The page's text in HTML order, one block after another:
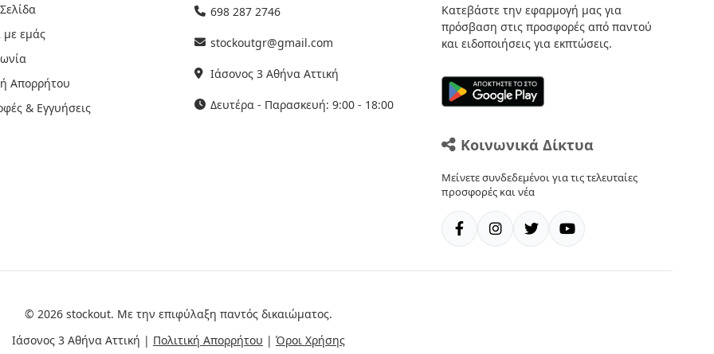
με εμάς
Απορρήτου
& Εγγυήσεις
698 287 2746
stockoutgr@gmail.com
Ιάσονος 3 Αθήνα Αττική
Δευτέρα - Παρασκευή: 9:00 - 18:00
Κατεβάστε την εφαρμογή μας για
πρόσβαση στις προσφορές από παντού
και ειδοποιήσεις για εκπτώσεις.
Κοινωνικά Δίκτυα
Μείνετε συνδεδεμένοι για τις τελευταίες
προσφορές και νέα
© 2026 stockout. Με την επιφύλαξη παντός δικαιώματος.
Ιάσονος 3 Αθήνα Αττική | Πολιτική Απορρήτου | Όροι Χρήσης